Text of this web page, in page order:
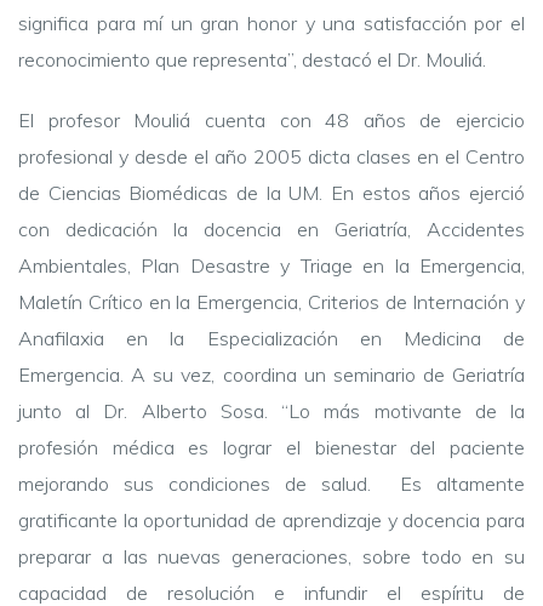
significa para mí un gran honor y una satisfacción por el
reconocimiento que representa”, destacó el Dr. Mouliá.
El profesor Mouliá cuenta con 48 años de ejercicio
profesional y desde el año 2005 dicta clases en el Centro
de Ciencias Biomédicas de la UM. En estos años ejerció
con dedicación la docencia en Geriatría, Accidentes
Ambientales, Plan Desastre y Triage en la Emergencia,
Maletín Crítico en la Emergencia, Criterios de Internación y
Anafilaxia en la Especialización en Medicina de
Emergencia. A su vez, coordina un seminario de Geriatría
junto al Dr. Alberto Sosa. “Lo más motivante de la
profesión médica es lograr el bienestar del paciente
mejorando sus condiciones de salud. Es altamente
gratificante la oportunidad de aprendizaje y docencia para
preparar a las nuevas generaciones, sobre todo en su
capacidad de resolución e infundir el espíritu de